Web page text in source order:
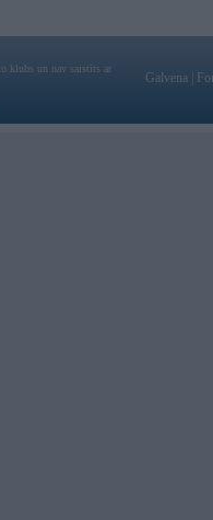
klubs un nav saistīts ar
Galvena